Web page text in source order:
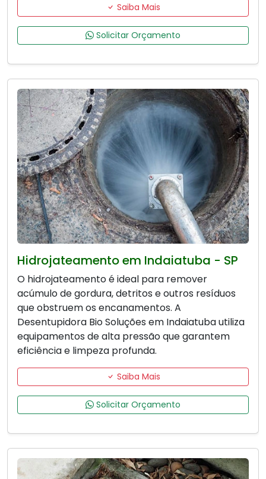
Saiba Mais
Solicitar Orçamento
Hidrojateamento em Indaiatuba - SP
O hidrojateamento é ideal para remover
acúmulo de gordura, detritos e outros resíduos
que obstruem os encanamentos. A
Desentupidora Bio Soluções em Indaiatuba utiliza
equipamentos de alta pressão que garantem
eficiência e limpeza profunda.
Saiba Mais
Solicitar Orçamento